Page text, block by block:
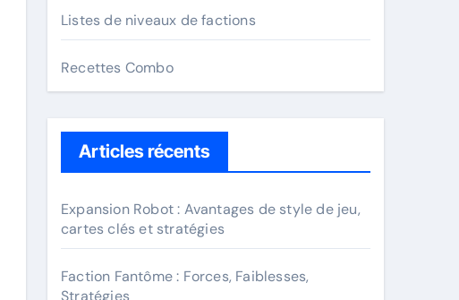
Listes de niveaux de factions
Recettes Combo
Articles récents
Expansion Robot : Avantages de style de jeu,
cartes clés et stratégies
Faction Fantôme : Forces, Faiblesses,
Stratégies